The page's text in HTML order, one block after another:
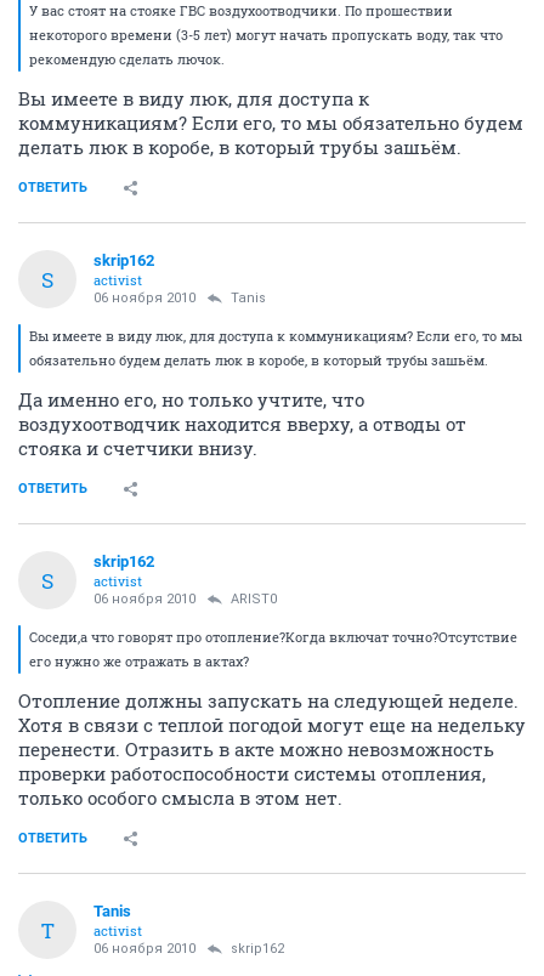
У вас стоят на стояке ГВС воздухоотводчики. По прошествии
некоторого времени (3-5 лет) могут начать пропускать воду, так что
рекомендую сделать лючок.
Вы имеете в виду люк, для доступа к
коммуникациям? Если его, то мы обязательно будем
делать люк в коробе, в который трубы зашьём.
ОТВЕТИТЬ
S
skrip162
activist
06 ноября 2010 Tanis
Вы имеете в виду люк, для доступа к коммуникациям? Если его, то мы
обязательно будем делать люк в коробе, в который трубы зашьём.
Да именно его, но только учтите, что
воздухоотводчик находится вверху, а отводы от
стояка и счетчики внизу.
ОТВЕТИТЬ
S
skrip162
activist
06 ноября 2010 ARIST0
Соседи,а что говорят про отопление?Когда включат точно?Отсутствие
его нужно же отражать в актах?
Отопление должны запускать на следующей неделе.
Хотя в связи с теплой погодой могут еще на недельку
перенести. Отразить в акте можно невозможность
проверки работоспособности системы отопления,
только особого смысла в этом нет.
ОТВЕТИТЬ
T
Tanis
activist
06 ноября 2010 skrip162